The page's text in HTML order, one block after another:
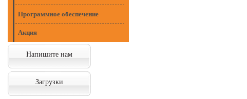
Программное обеспечение
Акция
Напишите нам
Загрузки